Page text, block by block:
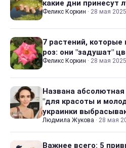
какие дни принесут
Феликс Коркин · 28 мая
7 растений, которые
роз: они "задушат"
Феликс Коркин · 28 мая
Названа
"для красоты и
украинки
Людмила Жукова · 28 мая
Важнее всего: 5